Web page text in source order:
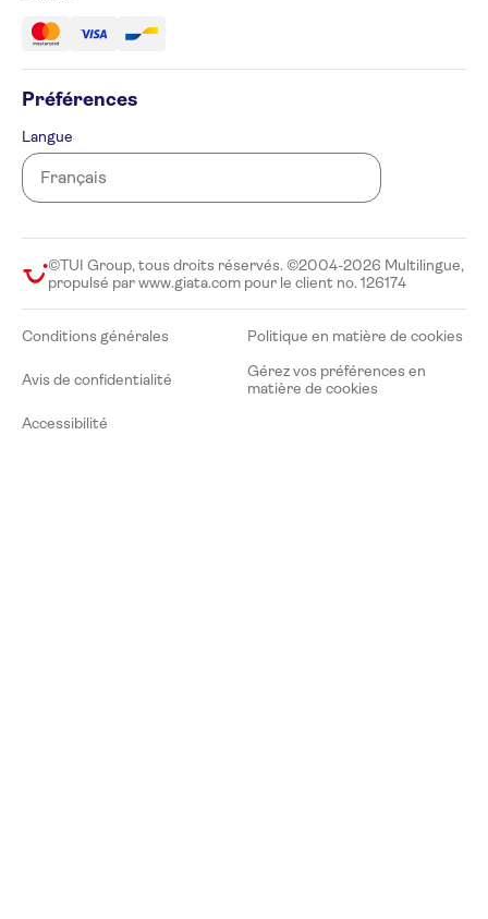
Préférences
Langue
©TUI Group, tous droits réservés. ©2004-2026 Multilingue,
propulsé par www.giata.com pour le client no. 126174
Conditions générales Politique en matière de cookies
Avis de confidentialité
Gérez vos préférences en
matière de cookies
Accessibilité